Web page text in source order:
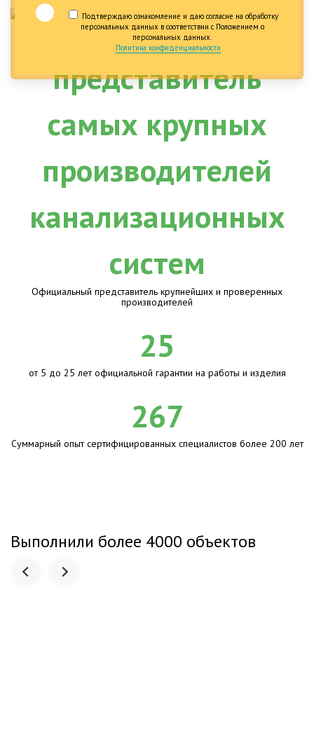
Подтверждаю ознакомление и даю согласие на обработку
персональных данных в соответствии с Положением о
персональных данных.
Политика конфиденциальности
Официальный представитель крупнейших и проверенных
производителей
25
от 5 до 25 лет официальной гарантии на работы и изделия
267
Суммарный опыт сертифицированных специалистов более 200 лет
Выполнили более 4000 объектов